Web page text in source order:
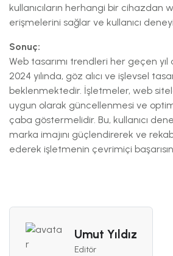
kullanıcıların herhangi bir cihazdan
erişmelerini sağlar ve kullanıcı
Sonuç:
Web tasarımı trendleri her geçen yıl
2024 yılında, göz alıcı ve işlevsel
beklenmektedir. İşletmeler, web
uygun olarak güncellenmesi ve
çaba göstermelidir. Bu, kullanıcı
marka imajını güçlendirerek ve
ederek işletmenin çevrimiçi
Umut Yıldız
Editör